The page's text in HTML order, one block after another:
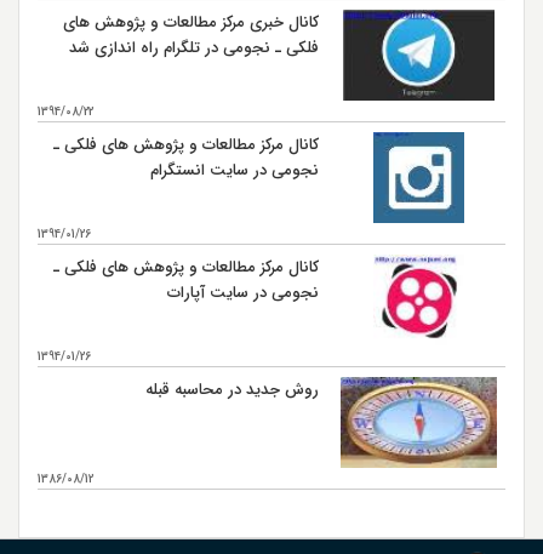
کانال خبری مرکز مطالعات و پژوهش های
فلکی ـ نجومی در تلگرام راه اندازی شد
1394/08/22
کانال مرکز مطالعات و پژوهش های فلکی ـ
نجومی در سایت انستگرام
1394/01/26
کانال مرکز مطالعات و پژوهش های فلکی ـ
نجومی در سایت آپارات
1394/01/26
روش جدید در محاسبه قبله
1386/08/12